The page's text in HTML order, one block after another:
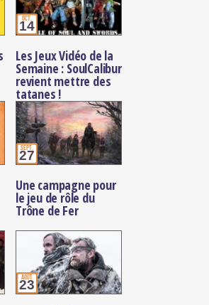
oct.
14
Les Jeux Vidéo de la
Semaine : SoulCalibur
revient mettre des
tatanes !
sept.
27
Une campagne pour
le jeu de rôle du
Trône de Fer
août
23